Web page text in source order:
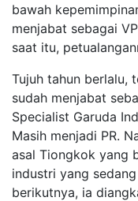
bawah
menjabat sebagai
saat itu,
Tujuh tahun berlalu,
sudah menjabat
Specialist Garuda
Masih menjadi PR.
asal Tiongkok yang
industri yang
berikutnya, ia